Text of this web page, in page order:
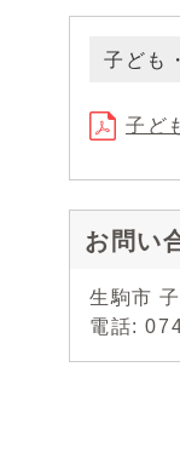
子ども
子ど
お問い
生駒市
電話: